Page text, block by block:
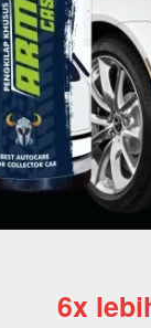
6x